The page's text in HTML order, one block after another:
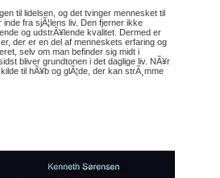
til lidelsen, og det tvinger mennesket til
fra sjÃ¦lens liv. Den fjerner ikke
og udstrÃ¥lende kvalitet. Dermed er
der er en del af menneskets erfaring og
selv om man befinder sig midt i
bliver grundtonen i det daglige liv. NÃ¥r
til hÃ¥b og glÃ¦de, der kan strÃ¸mme